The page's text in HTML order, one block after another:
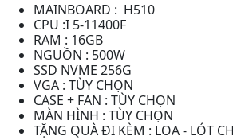
MAINBOARD : H510
CPU :I 5-11400F
RAM : 16GB
NGUỒN : 500W
SSD NVME 256G
VGA : TÙY CHỌN
CASE + FAN : TÙY CHỌN
MÀN HÌNH : TÙY CHỌN
TẶNG QUÀ ĐI KÈM : LOA - LÓT